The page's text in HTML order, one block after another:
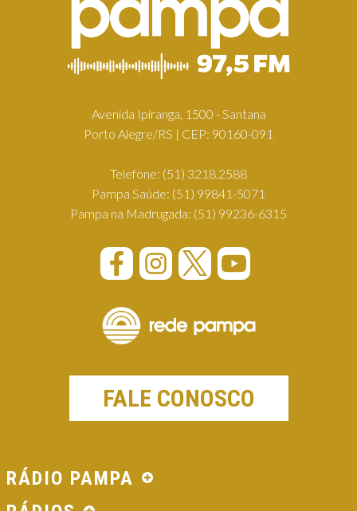
Avenida Ipiranga, 1500 - Santana
Porto Alegre/RS | CEP: 90160-091
Telefone: (51) 3218.2588
Pampa Saúde: (51) 99841-5071
Pampa na Madrugada: (51) 99236-6315
FALE CONOSCO
RÁDIO PAMPA